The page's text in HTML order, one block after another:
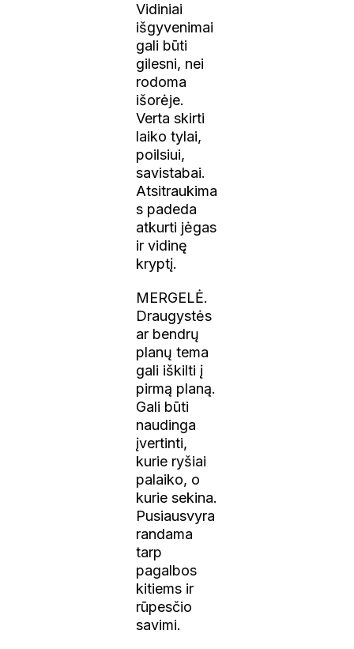
Vidiniai
išgyvenimai
gali būti
gilesni, nei
rodoma
išorėje.
Verta skirti
laiko tylai,
poilsiui,
savistabai.
Atsitraukima
s padeda
atkurti jėgas
ir vidinę
kryptį.
MERGELĖ.
Draugystės
ar bendrų
planų tema
gali iškilti į
pirmą planą.
Gali būti
naudinga
įvertinti,
kurie ryšiai
palaiko, o
kurie sekina.
Pusiausvyra
randama
tarp
pagalbos
kitiems ir
rūpesčio
savimi.